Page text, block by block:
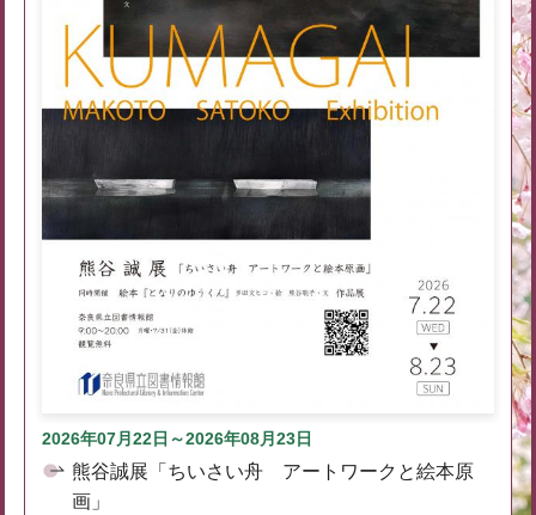
2026年07月22日～2026年08月23日
熊谷誠展「ちいさい舟 アートワークと絵本原
画」